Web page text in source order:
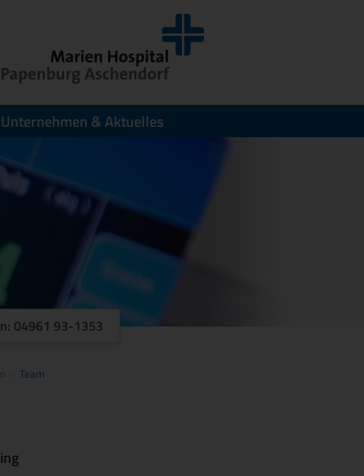
Unternehmen & Aktuelles
04961 93-1353
Team